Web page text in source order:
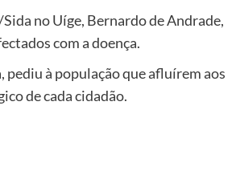
no Uíge, Bernardo de Andrade,
com a doença.
à população que afluírem aos
de cada cidadão.